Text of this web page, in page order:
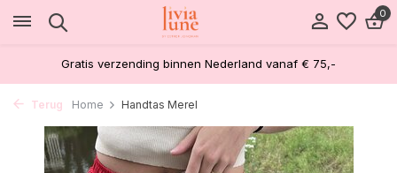
0
Gratis verzending binnen Nederland vanaf € 75,-
Terug Home Handtas Merel